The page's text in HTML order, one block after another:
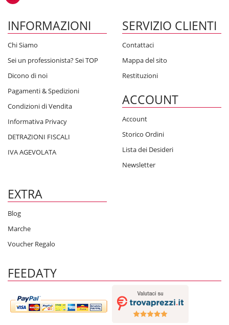
INFORMAZIONI
Chi Siamo
Sei un professionista? Sei TOP
Dicono di noi
Pagamenti & Spedizioni
Condizioni di Vendita
Informativa Privacy
DETRAZIONI FISCALI
IVA AGEVOLATA
SERVIZIO CLIENTI
Contattaci
Mappa del sito
Restituzioni
ACCOUNT
Account
Storico Ordini
Lista dei Desideri
Newsletter
EXTRA
Blog
Marche
Voucher Regalo
FEEDATY